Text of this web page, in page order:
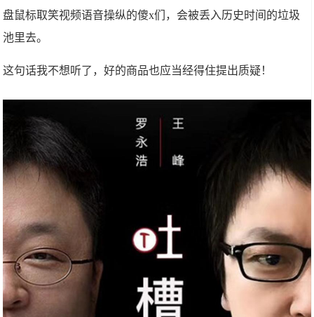
盘鼠标取笑视频语音操纵的傻x们，会被丢入历史时间的垃圾
池里去。
这句话我不想听了，好的商品也应当经得住提出质疑！